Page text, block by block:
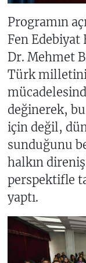
Programın
Fen Edebiyat
Dr. Mehmet
Türk
değinerek,
için değil,
sunduğunu
halkın
perspektifle
yaptı.